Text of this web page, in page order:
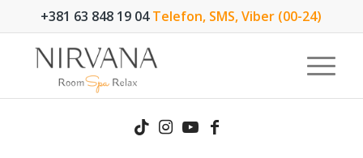
+381 63 848 19 04Telefon, SMS, Viber (00-24)